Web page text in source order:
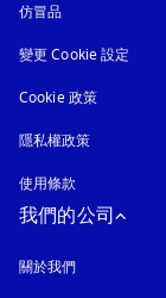
仿冒品
變更 Cookie 設定
Cookie 政策以新標籤頁
隱私權政策
使用條款
我們的公司
關於我們